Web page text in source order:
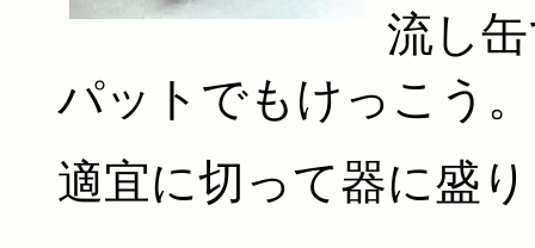
流し
パットでもけっこう。
適宜に切って器に盛